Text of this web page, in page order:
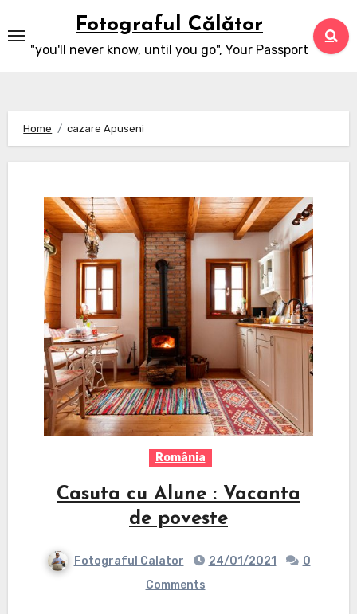
to
content
Fotograful Călător
"you'll never know, until you go", Your Passport
Home cazare Apuseni
România
Casuta cu Alune : Vacanta
de poveste
Fotograful Calator 24/01/2021
0
Comments